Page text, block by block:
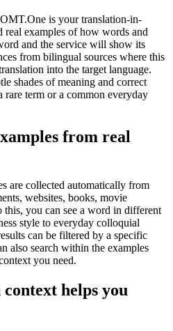
is your translation-in-
examples of how words and
and the service will show its
from bilingual sources where this
into the target language.
shades of meaning and correct
rare term or a common everyday
from real
are collected automatically from
websites, books, movie
this, you can see a word in different
style to everyday colloquial
can be filtered by a specific
also search within the examples
you need.
helps you